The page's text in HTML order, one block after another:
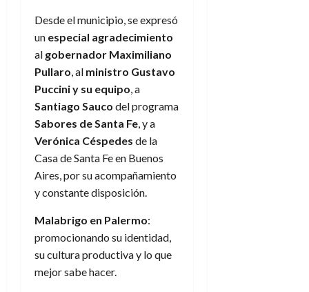
Desde el municipio, se expresó
un especial agradecimiento
al gobernador Maximiliano
Pullaro, al ministro Gustavo
Puccini y su equipo, a
Santiago Sauco del programa
Sabores de Santa Fe, y a
Verónica Céspedes de la
Casa de Santa Fe en Buenos
Aires, por su acompañamiento
y constante disposición.
Malabrigo en Palermo:
promocionando su identidad,
su cultura productiva y lo que
mejor sabe hacer.